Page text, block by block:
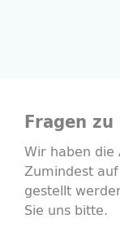
Fragen
Wir haben
Zumindest
gestellt
Sie uns bitte.